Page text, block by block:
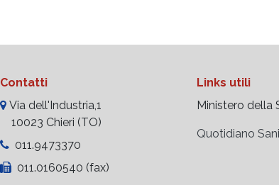
Contatti
Via dell'Industria,1
10023 Chieri (TO)
011.9473370
011.0160540 (fax)
Links utili
Ministero della
Quotidiano